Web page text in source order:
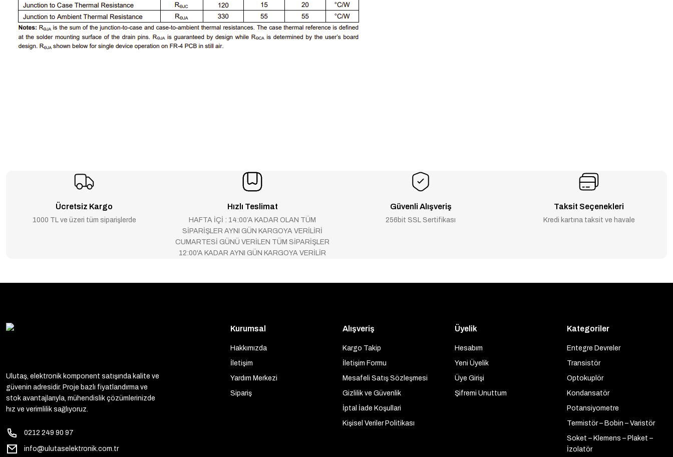
Ücretsiz Kargo
1000 TL ve üzeri tüm siparişlerde
Hızlı Teslimat
HAFTA İÇİ : 14:00’A KADAR OLAN TÜM
SİPARİŞLER AYNI GÜN KARGOYA VERİLİRİ
CUMARTESİ GÜNÜ VERİLEN TÜM SİPARİŞLER
12:00'A KADAR AYNI GÜN KARGOYA VERİLİR
Güvenli Alışveriş
256bit SSL Sertifikası
Taksit Seçenekleri
Kredi kartına taksit ve havale
Ulutaş, elektronik komponent satışında kalite ve
güvenin adresidir. Proje bazlı fiyatlandırma ve
stok avantajlarıyla, mühendislik çözümlerinizde
hız ve verimlilik sağlıyoruz.
0212 249 90 97
info@ulutaselektronik.com.tr
Kurumsal
Hakkımızda
İletişim
Yardım Merkezi
Sipariş
Alışveriş
Kargo Takip
İletişim Formu
Mesafeli Satış Sözleşmesi
Gizlilik ve Güvenlik
İptal İade Koşullari
Kişisel Veriler Politikası
Üyelik
Hesabım
Yeni Üyelik
Üye Girişi
Şifremi Unuttum
Kategoriler
Entegre Devreler
Transistör
Optokuplör
Kondansatör
Potansiyometre
Termistör – Bobin – Varistör
Soket – Klemens – Plaket –
İzolatör